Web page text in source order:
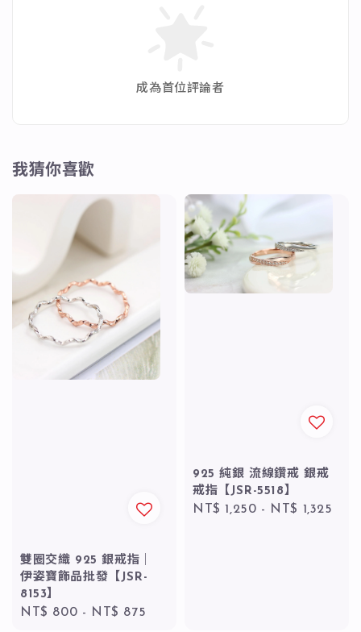
成為首位評論者
我猜你喜歡
雙圈交織 925 銀戒指｜
伊姿寶飾品批發【JSR-
8153】
Regular
NT$ 800 - NT$ 875
925 純銀 流線鑽戒 銀戒
戒指【JSR-5518】
Regular
NT$ 1,250 - NT$ 1,325